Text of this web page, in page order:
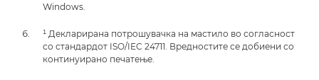
Windows.
¹ Декларирана потрошувачка на мастило во согласност
со стандардот ISO/IEC 24711. Вредностите се добиени со
континуирано печатење.